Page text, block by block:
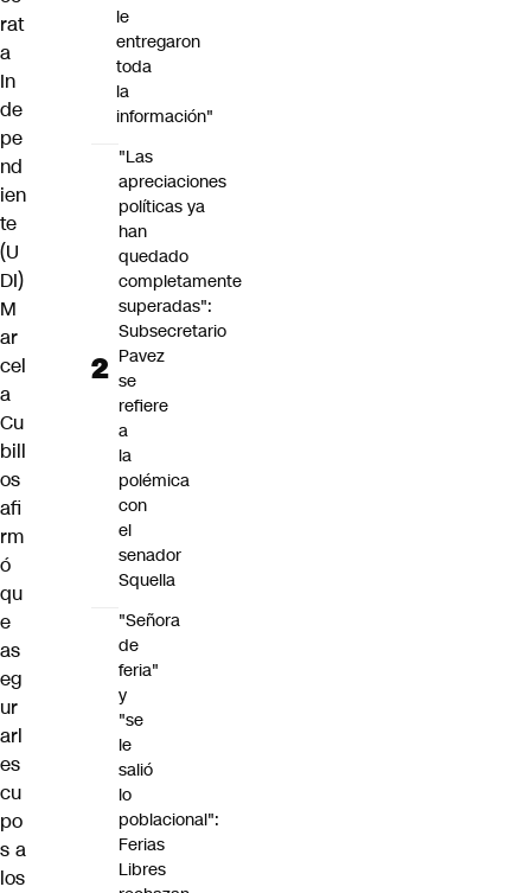
rat
a
In
de
pe
nd
ien
te
(U
DI)
M
ar
cel
a
Cu
bill
os
afi
rm
ó
qu
e
as
eg
ur
arl
es
cu
po
s a
los
le
entregaron
toda
la
información"
"Las
apreciaciones
políticas ya
han
quedado
completamente
superadas":
Subsecretario
Pavez
se
refiere
a
la
polémica
con
el
senador
Squella
"Señora
de
feria"
y
"se
le
salió
lo
poblacional":
Ferias
Libres